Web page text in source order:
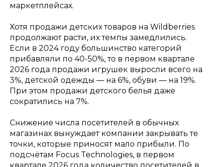
маркетплейсах.
Хотя продажи детских товаров на Wildberries
продолжают расти, их темпы замедлились.
Если в 2024 году большинство категорий
прибавляли по 40-50%, то в первом квартале
2026 года продажи игрушек выросли всего на
3%, детской одежды — на 6%, обуви — на 19%.
При этом продажи детского белья даже
сократились на 7%.
Снижение числа посетителей в обычных
магазинах вынуждает компании закрывать те
точки, которые приносят мало прибыли. По
подсчётам Focus Technologies, в первом
квартале 2026 года количество посетителей в